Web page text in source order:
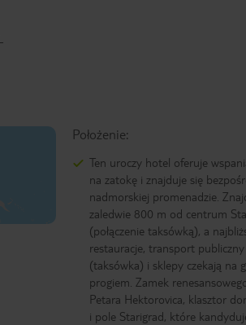
Położenie:
Ten uroczy hotel oferuje
na zatokę i znajduje się
nadmorskiej promenadzie.
zaledwie 800 m od centrum
(połączenie taksówką), a
restauracje, transport publiczny
(taksówka) i sklepy czekają na
progiem. Zamek
Petara Hektorovica, klasztor
i pole Starigrad, które